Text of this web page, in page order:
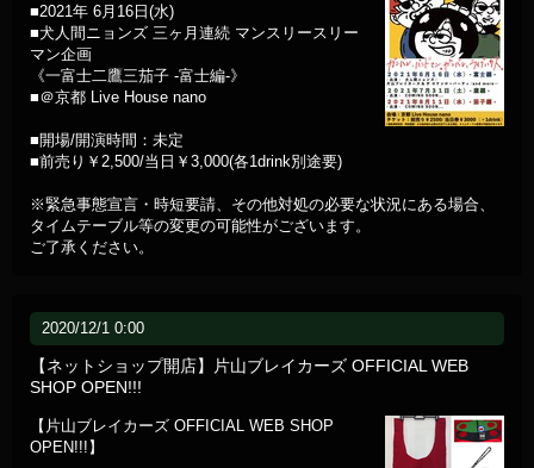
■2021年 6月16日(水)
■犬人間ニョンズ 三ヶ月連続 マンスリースリー
マン企画
《一富士二鷹三茄子 -富士編-》
■＠京都 Live House nano
■開場/開演時間：未定
■前売り￥2,500/当日￥3,000(各1drink別途要)
※緊急事態宣言・時短要請、その他対処の必要な状況にある場合、
タイムテーブル等の変更の可能性がございます。
ご了承ください。
2020/12/1 0:00
【ネットショップ開店】片山ブレイカーズ OFFICIAL WEB
SHOP OPEN!!!
【片山ブレイカーズ OFFICIAL WEB SHOP
OPEN!!!】